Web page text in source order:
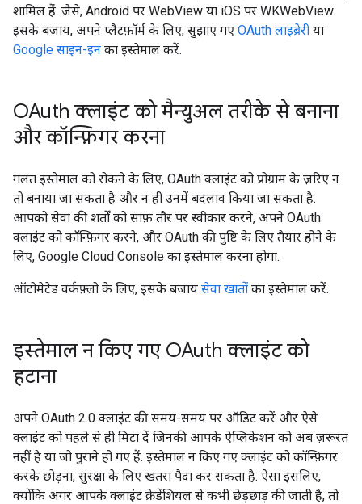
शामिल हैं. जैसे, Android पर WebView या iOS पर WKWebView.
इसके बजाय, अपने प्लैटफ़ॉर्म के लिए, सुझाए गए OAuth लाइब्रेरी या
Google साइन-इन का इस्तेमाल करें.
OAuth क्लाइंट को मैन्युअल तरीके से बनाना
और कॉन्फ़िगर करना
गलत इस्तेमाल को रोकने के लिए, OAuth क्लाइंट को प्रोग्राम के ज़रिए न
तो बनाया जा सकता है और न ही उनमें बदलाव किया जा सकता है.
आपको सेवा की शर्तों को साफ़ तौर पर स्वीकार करने, अपने OAuth
क्लाइंट को कॉन्फ़िगर करने, और OAuth की पुष्टि के लिए तैयार होने के
लिए, Google Cloud Console का इस्तेमाल करना होगा.
ऑटोमेटेड वर्कफ़्लो के लिए, इसके बजाय सेवा खातों का इस्तेमाल करें.
इस्तेमाल न किए गए OAuth क्लाइंट को
हटाना
अपने OAuth 2.0 क्लाइंट की समय-समय पर ऑडिट करें और ऐसे
क्लाइंट को पहले से ही मिटा दें जिनकी आपके ऐप्लिकेशन को अब ज़रूरत
नहीं है या जो पुराने हो गए हैं. इस्तेमाल न किए गए क्लाइंट को कॉन्फ़िगर
करके छोड़ना, सुरक्षा के लिए खतरा पैदा कर सकता है. ऐसा इसलिए,
क्योंकि अगर आपके क्लाइंट क्रेडेंशियल से कभी छेड़छाड़ की जाती है, तो